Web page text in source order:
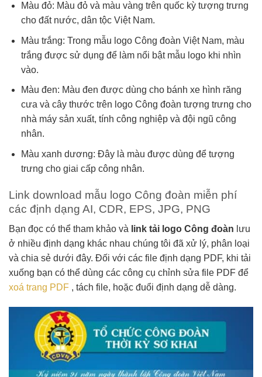
Màu đỏ: Màu đỏ và màu vàng trên quốc kỳ tượng trưng
cho đất nước, dân tộc Việt Nam.
Màu trắng: Trong mẫu logo Công đoàn Việt Nam, màu
trắng được sử dụng để làm nổi bật mẫu logo khi nhìn
vào.
Màu đen: Màu đen được dùng cho bánh xe hình răng
cưa và cây thước trên logo Công đoàn tượng trưng cho
nhà máy sản xuất, tính công nghiệp và đội ngũ công
nhân.
Màu xanh dương: Đây là màu được dùng để tượng
trưng cho giai cấp công nhân.
Link download mẫu logo Công đoàn miễn phí
các định dạng AI, CDR, EPS, JPG, PNG
Bạn đọc có thể tham khảo và link tải logo Công đoàn lưu
ở nhiều định dạng khác nhau chúng tôi đã xử lý, phân loại
và chia sẻ dưới đây. Đối với các file định dạng PDF, khi tải
xuống bạn có thể dùng các công cụ chỉnh sửa file PDF để
xoá trang PDF , tách file, hoặc đuổi định dạng dễ dàng.